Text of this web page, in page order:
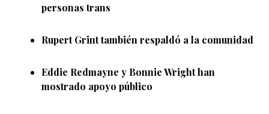
personas trans
Rupert Grinttambién respaldó a la comunidad
Eddie Redmayne y Bonnie Wrighthan
mostrado apoyo público